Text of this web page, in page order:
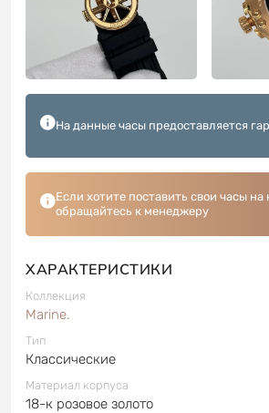
На данные часы предоставляется
Если хотите поставить свои часы
обращайтесь к менеджеру
ХАРАКТЕРИСТИКИ
Коллекция
Marine.
Тип
Классические
Материал корпуса
18-к розовое золото